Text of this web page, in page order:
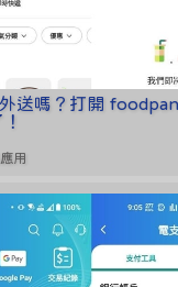
送嗎？打開
用